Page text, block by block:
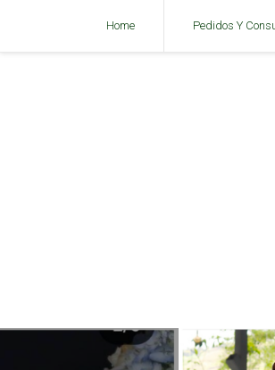
Home Pedidos Y